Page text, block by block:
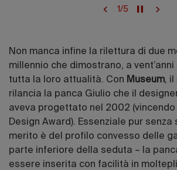
1/5
Non manca infine la rilettura di due
millennio che dimostrano, a
tutta la loro attualità. Con Museum, il
rilancia la panca Giulio che il
aveva progettato nel 2002 (vincendo
Design Award). Essenziale pur senza
merito è del profilo convesso delle
parte inferiore della seduta – la
essere inserita con facilità in